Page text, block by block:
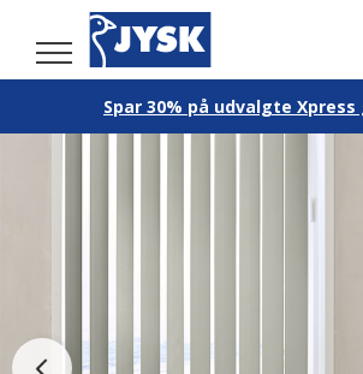
Spar 30% på udvalgte